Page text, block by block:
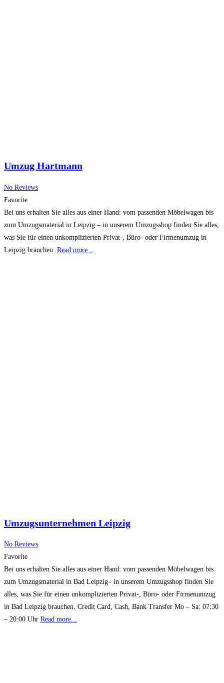
Umzug Hartmann
No Reviews
Favorite
Bei uns erhalten Sie alles aus einer Hand: vom passenden Möbelwagen bis
zum Umzugsmaterial in Leipzig – in unserem Umzugsshop finden Sie alles,
was Sie für einen unkomplizierten Privat-, Büro- oder Firmenumzug in
Leipzig brauchen. Read more...
Umzugsunternehmen Leipzig
No Reviews
Favorite
Bei uns erhalten Sie alles aus einer Hand: vom passenden Möbelwagen bis
zum Umzugsmaterial in Bad Leipzig– in unserem Umzugsshop finden Sie
alles, was Sie für einen unkomplizierten Privat-, Büro- oder Firmenumzug
in Bad Leipzig brauchen. Credit Card, Cash, Bank Transfer Mo – Sa: 07:30
– 20:00 Uhr Read more...